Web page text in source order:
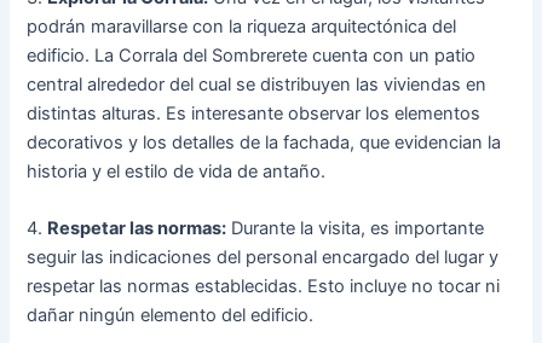
podrán maravillarse con la riqueza arquitectónica del
edificio. La Corrala del Sombrerete cuenta con un patio
central alrededor del cual se distribuyen las viviendas en
distintas alturas. Es interesante observar los elementos
decorativos y los detalles de la fachada, que evidencian la
historia y el estilo de vida de antaño.
4. Respetar las normas: Durante la visita, es importante
seguir las indicaciones del personal encargado del lugar y
respetar las normas establecidas. Esto incluye no tocar ni
dañar ningún elemento del edificio.